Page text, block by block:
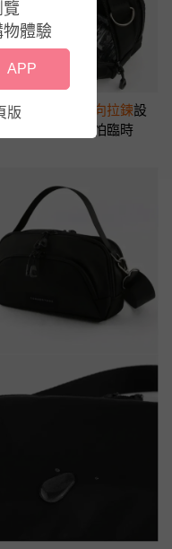
達3.8公分； 雙向拉鍊設
設計，出門不怕臨時
體驗
APP
版